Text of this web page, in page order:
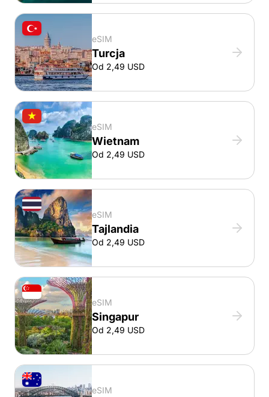
eSIM
Turcja
Od 2,49 USD
eSIM
Wietnam
Od 2,49 USD
eSIM
Tajlandia
Od 2,49 USD
eSIM
Singapur
Od 2,49 USD
eSIM